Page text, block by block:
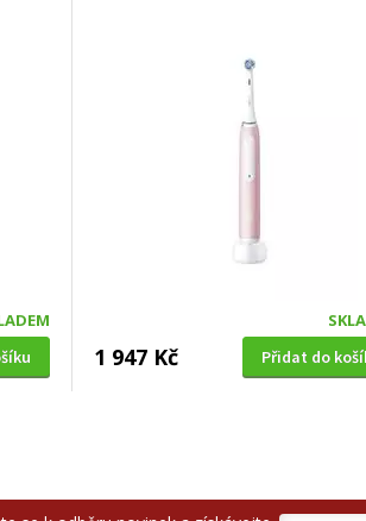
1 947 Kč Přidat do